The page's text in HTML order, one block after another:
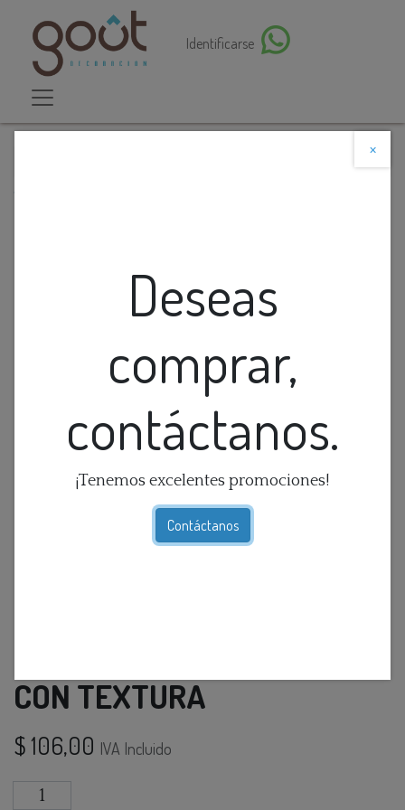
Identificarse
×
Deseas
comprar,
contáctanos.
¡Tenemos excelentes promociones!
Contáctanos
CON TEXTURA
$ 106,00 IVA Incluido